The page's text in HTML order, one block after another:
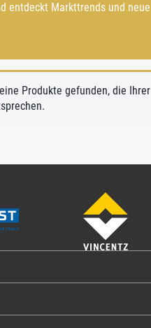
entdeckt Markttrends und neue
Produkte gefunden, die Ihrer